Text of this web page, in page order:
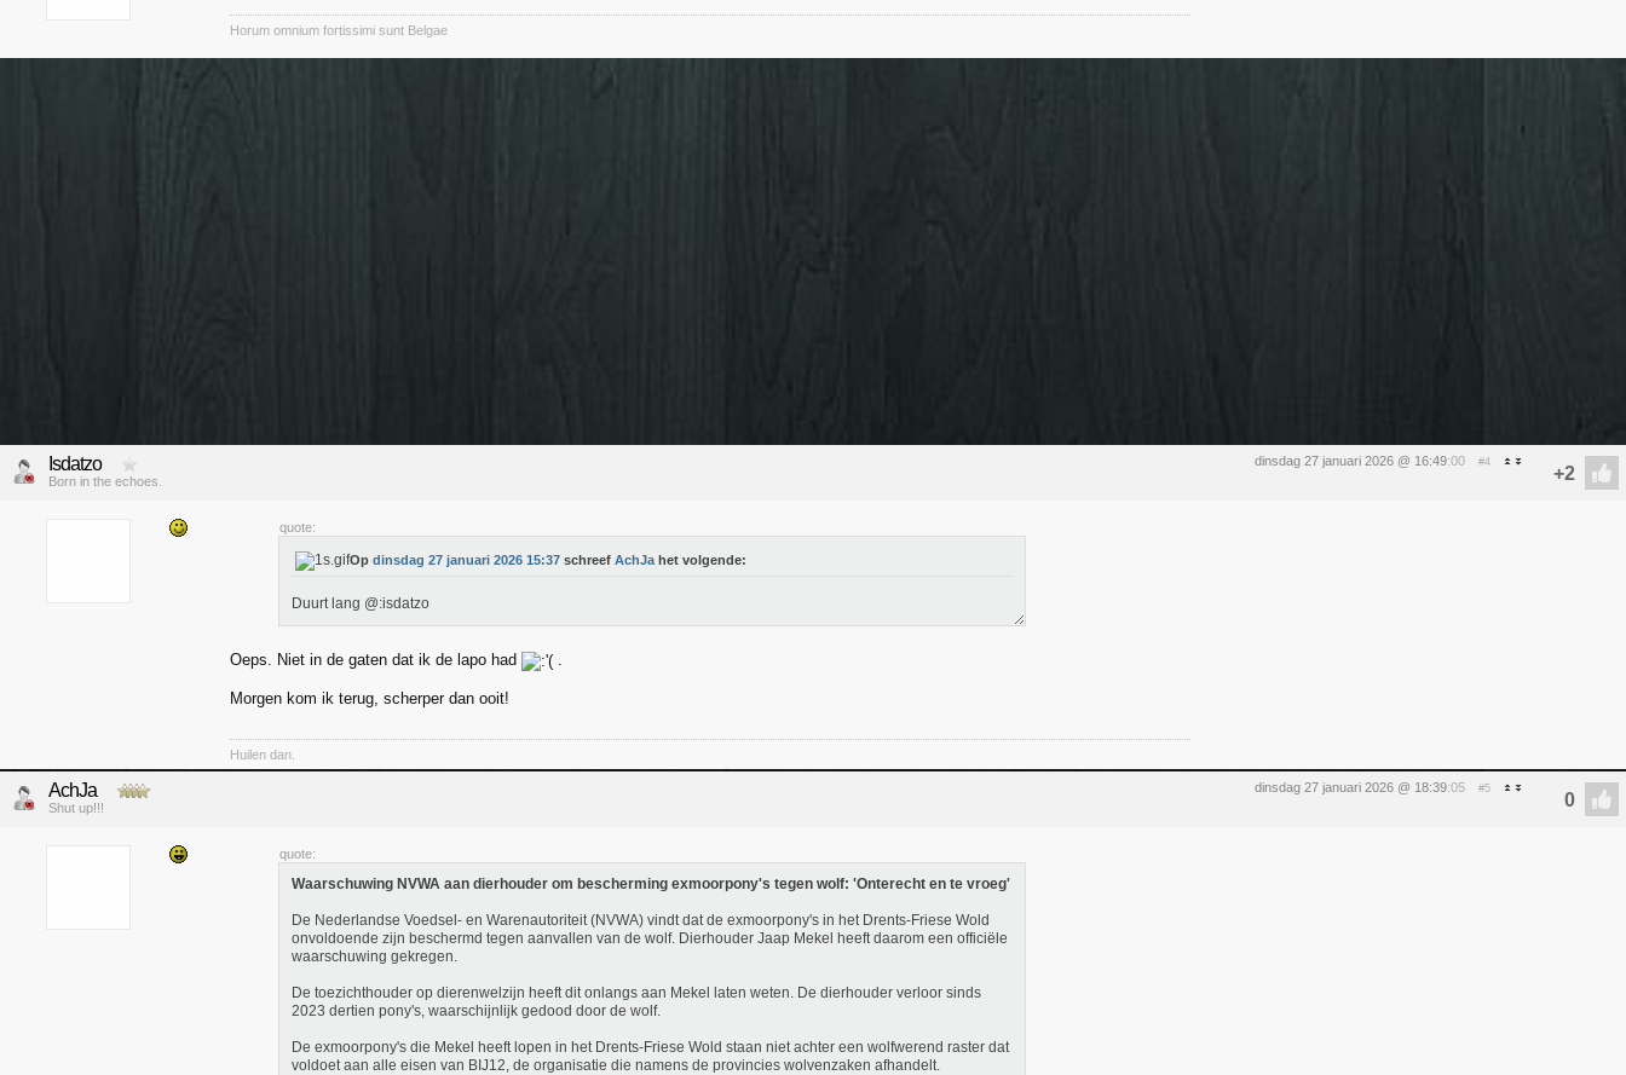
Horum omnium fortissimi sunt Belgae
dinsdag 27 januari 2026 @ 16:49:00 #4
Isdatzo
Born in the echoes.
quote:
Op dinsdag 27 januari 2026 15:37 schreef AchJa het volgende:
Duurt lang @:isdatzo
Oeps. Niet in de gaten dat ik de lapo had .
Morgen kom ik terug, scherper dan ooit!
Huilen dan.
dinsdag 27 januari 2026 @ 18:39:05 #5
AchJa
Shut up!!!
quote:
Waarschuwing NVWA aan dierhouder om bescherming exmoorpony's tegen wolf: 'Onterecht en te vroeg'
De Nederlandse Voedsel- en Warenautoriteit (NVWA) vindt dat de exmoorpony's in het Drents-Friese Wold
onvoldoende zijn beschermd tegen aanvallen van de wolf. Dierhouder Jaap Mekel heeft daarom een officiële
waarschuwing gekregen.
De toezichthouder op dierenwelzijn heeft dit onlangs aan Mekel laten weten. De dierhouder verloor sinds
2023 dertien pony's, waarschijnlijk gedood door de wolf.
De exmoorpony's die Mekel heeft lopen in het Drents-Friese Wold staan niet achter een wolfwerend raster dat
voldoet aan alle eisen van BIJ12, de organisatie die namens de provincies wolvenzaken afhandelt.